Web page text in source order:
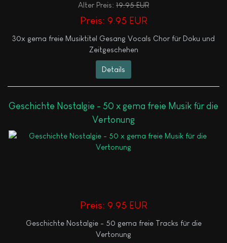
Alter Preis: 19.95 EUR
Preis: 9.95 EUR
30x gema freie Musiktitel Gesang Vocals Chor für Doku und
Zeitgeschehen
Details
Geschichte Nostalgie - 50 x gema freie Musik für die
Vertonung
Preis: 9.95 EUR
Geschichte Nostalgie - 50 gema freie Tracks für die
Vertonung